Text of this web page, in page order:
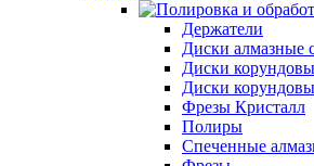
Держатели
Диски алмазные
Диски
Диски
Фрезы Кристалл
Полиры
Спеченные